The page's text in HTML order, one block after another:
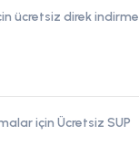
ücretsiz direk indirme
için Ücretsiz SUP